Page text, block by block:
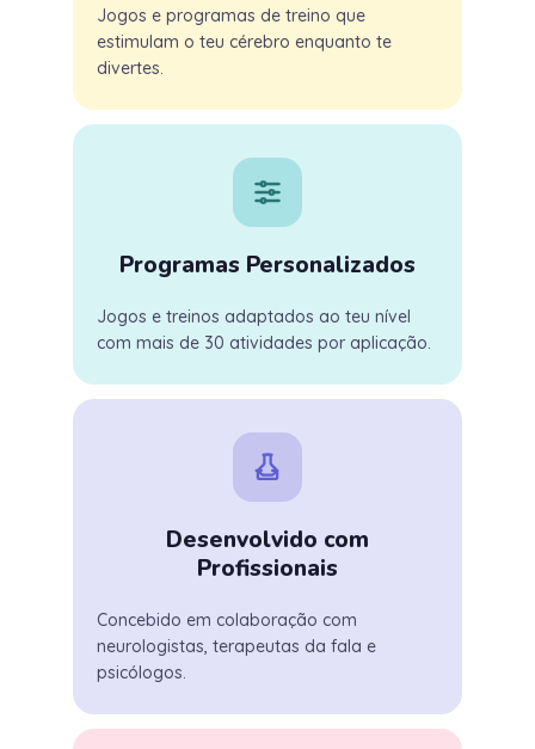
Jogos e programas de treino que
estimulam o teu cérebro enquanto te
divertes.
Programas Personalizados
Jogos e treinos adaptados ao teu nível
com mais de 30 atividades por aplicação.
Desenvolvido com
Profissionais
Concebido em colaboração com
neurologistas, terapeutas da fala e
psicólogos.